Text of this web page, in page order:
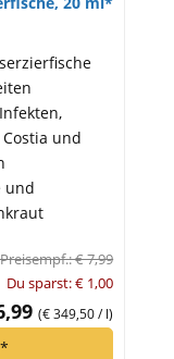
und
und
€ 7,99
Du sparst: € 1,00
(€ 349,50 / l)